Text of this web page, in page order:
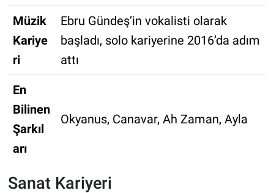
Müzik
Kariye
ri
Ebru Gündeş’in vokalisti olarak
başladı, solo kariyerine 2016’da adım
attı
En
Bilinen
Şarkıl
arı
Okyanus, Canavar, Ah Zaman, Ayla
Sanat Kariyeri